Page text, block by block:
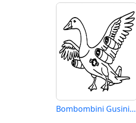
Bombombini Gusini Brainrot